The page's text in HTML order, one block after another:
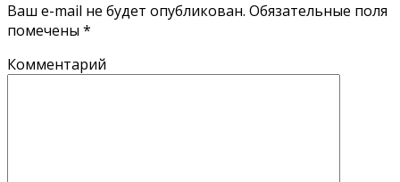
Ваш e-mail не будет опубликован. Обязательные поля
помечены *
Комментарий